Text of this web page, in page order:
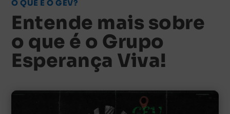
O QUE É O GEV?
Entende mais sobre
o que é o Grupo
Esperança Viva!